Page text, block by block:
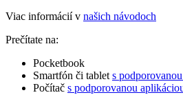
Viac informácií v našich návodoch
Prečítate na:
Pocketbook
Smartfón či tablet s
Počítač s podporovanou